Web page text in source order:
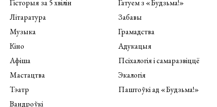
Гісторыя за 5 хвілін
Літаратура
Музыка
Кіно
Афіша
Мастацтва
Тэатр
Вандроўкі
Гатуем з «Будзьма!»
Забавы
Грамадства
Адукацыя
Псіхалогія і самаразвіццё
Экалогія
Паштоўкі ад «Будзьма!»